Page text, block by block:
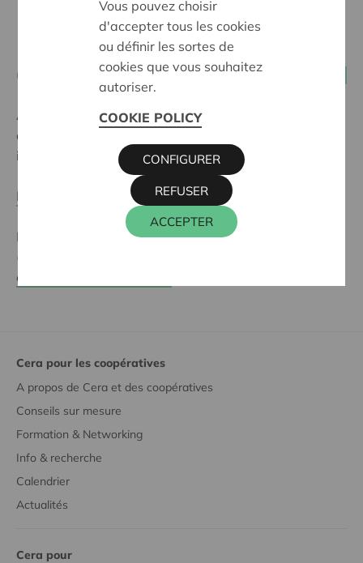
09 juin 2015 Toutes les coopératives
À partir du 1er juillet, les particuliers pourront investir
dans de jeunes entreprises (coopératives), avec
incitant fiscal à la clé.
En savoir plus
Plus de détail sur les mesures pour les entreprises
(coopératives) qui débutent dans le
d'utilisation Start-up Plan
Cera pour les coopératives
A propos de Cera et des coopératives
Conseils sur mesure
Formation & Networking
Info & recherche
Calendrier
Actualités
Cera pour
Vous pouvez choisir
d'accepter tous les cookies
ou définir les sortes de
cookies que vous souhaitez
autoriser.
COOKIE POLICY
ACCEPTER
REFUSER
CONFIGURER